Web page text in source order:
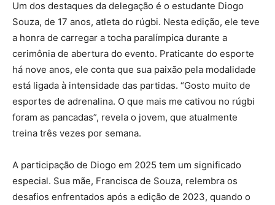
Um dos destaques da delegação é o estudante Diogo
Souza, de 17 anos, atleta do rúgbi. Nesta edição, ele teve
a honra de carregar a tocha paralímpica durante a
cerimônia de abertura do evento. Praticante do esporte
há nove anos, ele conta que sua paixão pela modalidade
está ligada à intensidade das partidas. “Gosto muito de
esportes de adrenalina. O que mais me cativou no rúgbi
foram as pancadas”, revela o jovem, que atualmente
treina três vezes por semana.
A participação de Diogo em 2025 tem um significado
especial. Sua mãe, Francisca de Souza, relembra os
desafios enfrentados após a edição de 2023, quando o